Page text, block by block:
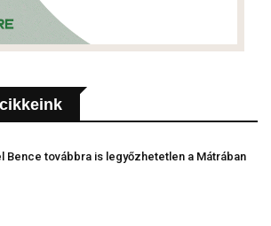
Bence továbbra is legyőzhetetlen a Mátrában